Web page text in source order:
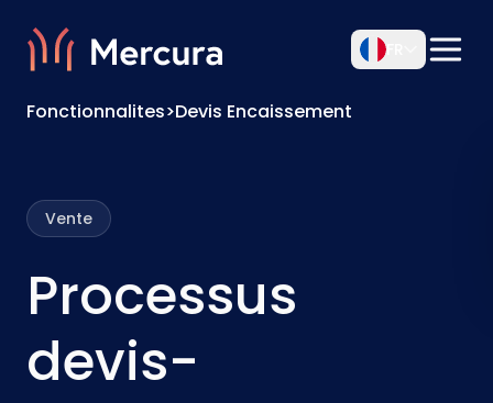
Fonctionnalites>Devis Encaissement
Vente
Processus
devis-